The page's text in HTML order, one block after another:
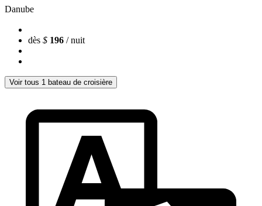
Danube
dès $ 196 / nuit
Voir tous 1 bateau de croisière